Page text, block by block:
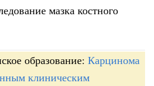
мазка костного
образование: Карцинома
клиническим